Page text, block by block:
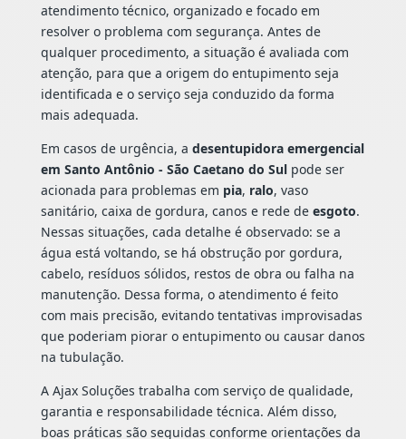
atendimento técnico, organizado e focado em
resolver o problema com segurança. Antes de
qualquer procedimento, a situação é avaliada com
atenção, para que a origem do entupimento seja
identificada e o serviço seja conduzido da forma
mais adequada.
Em casos de urgência, a desentupidora emergencial
em Santo Antônio - São Caetano do Sulpode ser
acionada para problemas em pia, ralo, vaso
sanitário, caixa de gordura, canos e rede de esgoto.
Nessas situações, cada detalhe é observado: se a
água está voltando, se há obstrução por gordura,
cabelo, resíduos sólidos, restos de obra ou falha na
manutenção. Dessa forma, o atendimento é feito
com mais precisão, evitando tentativas improvisadas
que poderiam piorar o entupimento ou causar danos
na tubulação.
A Ajax Soluções trabalha com serviço de qualidade,
garantia e responsabilidade técnica. Além disso,
boas práticas são seguidas conforme orientações da